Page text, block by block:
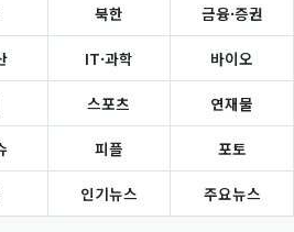
북한 금융·증권
IT·과학 바이오
스포츠 연재물
피플 포토
인기뉴스 주요뉴스